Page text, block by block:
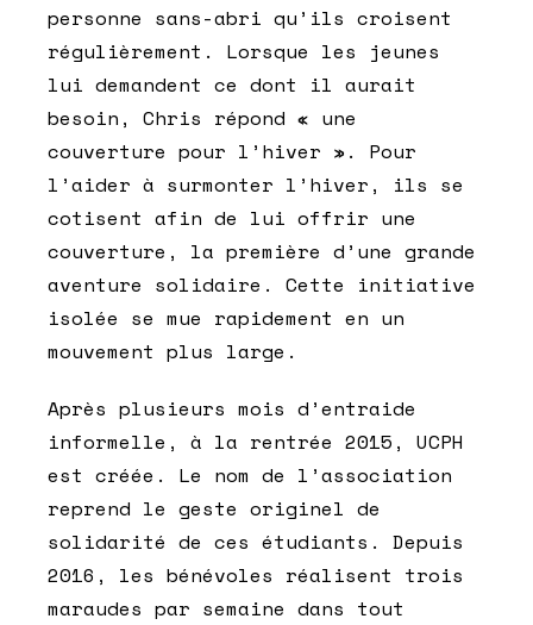
personne sans-abri qu’ils croisent
régulièrement. Lorsque les jeunes
lui demandent ce dont il aurait
besoin, Chris répond « une
couverture pour l’hiver ». Pour
l’aider à surmonter l’hiver, ils se
cotisent afin de lui offrir une
couverture, la première d’une grande
aventure solidaire. Cette initiative
isolée se mue rapidement en un
mouvement plus large.
Après plusieurs mois d’entraide
informelle, à la rentrée 2015, UCPH
est créée. Le nom de l’association
reprend le geste originel de
solidarité de ces étudiants. Depuis
2016, les bénévoles réalisent trois
maraudes par semaine dans tout